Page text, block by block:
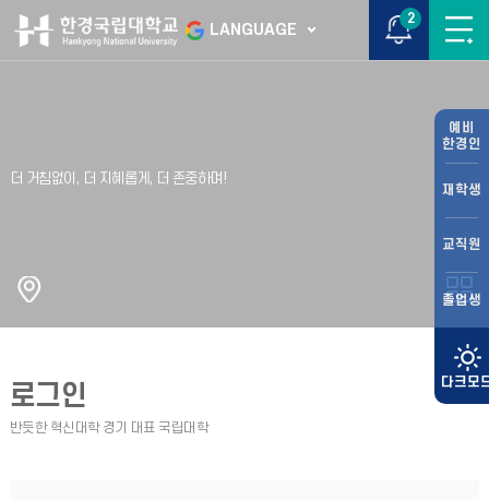
LANGUAGE
2
예비
한경인
재학생
교직원
졸업생
로그인